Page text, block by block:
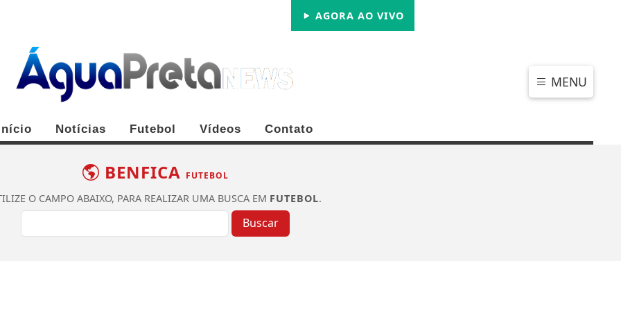
AGORA AO VIVO
MENU
Notícias Futebol Vídeos Contato
BENFICA FUTEBOL
O CAMPO ABAIXO, PARA REALIZAR UMA BUSCA EM FUTEBOL.
Buscar